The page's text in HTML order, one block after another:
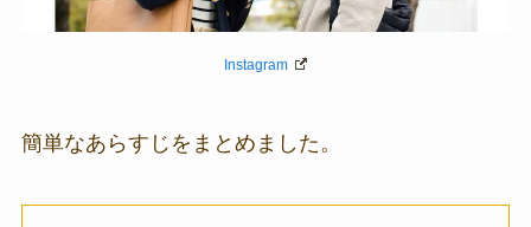
Instagram
簡単なあらすじをまとめました。